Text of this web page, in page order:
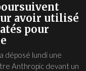
avoir utilisé
pour
déposé lundi une
Anthropic devant un